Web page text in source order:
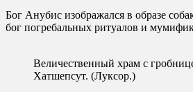
Бог Анубис изображался в образе
бог погребальных ритуалов и
Величественный храм с
Хатшепсут. (Луксор.)